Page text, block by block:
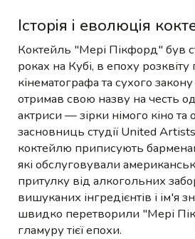
Історія і еволюція
Коктейль "Мері Пікфорд" був
роках на Кубі, в епоху
кінематографа та сухого
отримав свою назву на честь
актриси — зірки німого кіно та
засновниць студії United
коктейлю приписують
які обслуговували
притулку від алкогольних
вишуканих інгредієнтів і ім'я
швидко перетворили "Мері
гламуру тієї епохи.